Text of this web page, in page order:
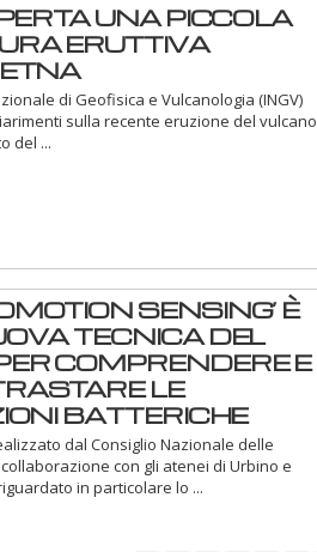
UNA PICCOLA
ERUTTIVA
di Geofisica e Vulcanologia (INGV)
sulla recente eruzione del vulcano
del ...
SENSING’ È
TECNICA DEL
COMPRENDERE E
LE
BATTERICHE
dal Consiglio Nazionale delle
con gli atenei di Urbino e
in particolare lo ...